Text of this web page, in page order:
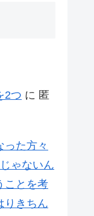
2つ に 匿
った方々
ゃないん
ことを考
りきちん